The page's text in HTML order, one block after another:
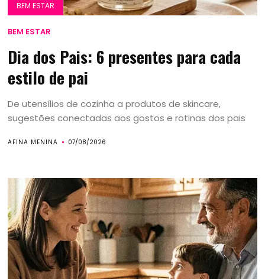
BEM ESTAR
BEM ESTAR
Dia dos Pais: 6 presentes para cada
estilo de pai
De utensílios de cozinha a produtos de skincare,
sugestões conectadas aos gostos e rotinas dos pais
AFINA MENINA 07/08/2026